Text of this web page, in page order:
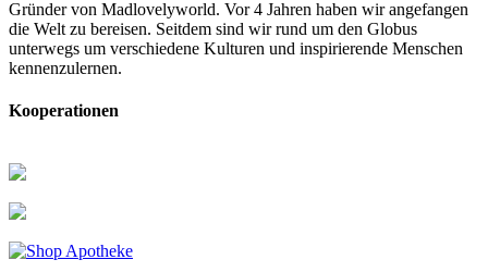
Gründer von Madlovelyworld. Vor 4 Jahren haben wir angefangen
die Welt zu bereisen. Seitdem sind wir rund um den Globus
unterwegs um verschiedene Kulturen und inspirierende Menschen
kennenzulernen.
Kooperationen